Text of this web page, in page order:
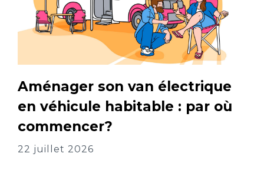
Aménager son van électrique
en véhicule habitable : par où
commencer?
22 juillet 2026